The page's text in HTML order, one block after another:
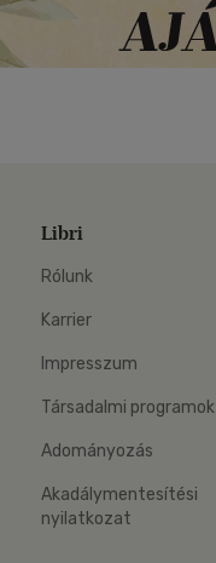
Libri
Rólunk
Karrier
Impresszum
Társadalmi programok
Adományozás
Akadálymentesítési
nyilatkozat